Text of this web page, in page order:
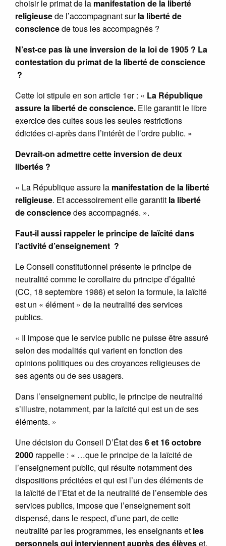
choisir le primat de la manifestation de la liberté
religieusede l’accompagnant surla liberté de
consciencede tous les accompagnés ?
N’est-ce pas là une inversion de la loi de 1905 ? La
contestation du primat de la liberté de conscience
?
Cette loi stipule en son article 1er : « La République
assure la liberté de conscience. Elle garantit le libre
exercice des cultes sous les seules restrictions
édictées ci-après dans l’intérêt de l’ordre public. »
Devrait-on admettre cette inversion de deux
libertés ?
« La République assure la manifestation de la liberté
religieuse. Et accessoirement elle garantit la liberté
de consciencedes accompagnés. ».
Faut-il aussi rappeler le principe de laïcité dans
l’activité d’enseignement ?
Le Conseil constitutionnel présente le principe de
neutralité comme le corollaire du principe d’égalité
(CC, 18 septembre 1986) et selon la formule, la laïcité
est un « élément » de la neutralité des services
publics.
« Il impose que le service public ne puisse être assuré
selon des modalités qui varient en fonction des
opinions politiques ou des croyances religieuses de
ses agents ou de ses usagers.
Dans l’enseignement public, le principe de neutralité
s’illustre, notamment, par la laïcité qui est un de ses
éléments. »
Une décision du Conseil D’État des6 et 16 octobre
2000 rappelle : « …que le principe de la laïcité de
l’enseignement public, qui résulte notamment des
dispositions précitées et qui est l’un des éléments de
la laïcité de l’Etat et de la neutralité de l’ensemble des
services publics, impose que l’enseignement soit
dispensé, dans le respect, d’une part, de cette
neutralité par les programmes, les enseignants et les
personnels qui interviennent auprès des élèveset,